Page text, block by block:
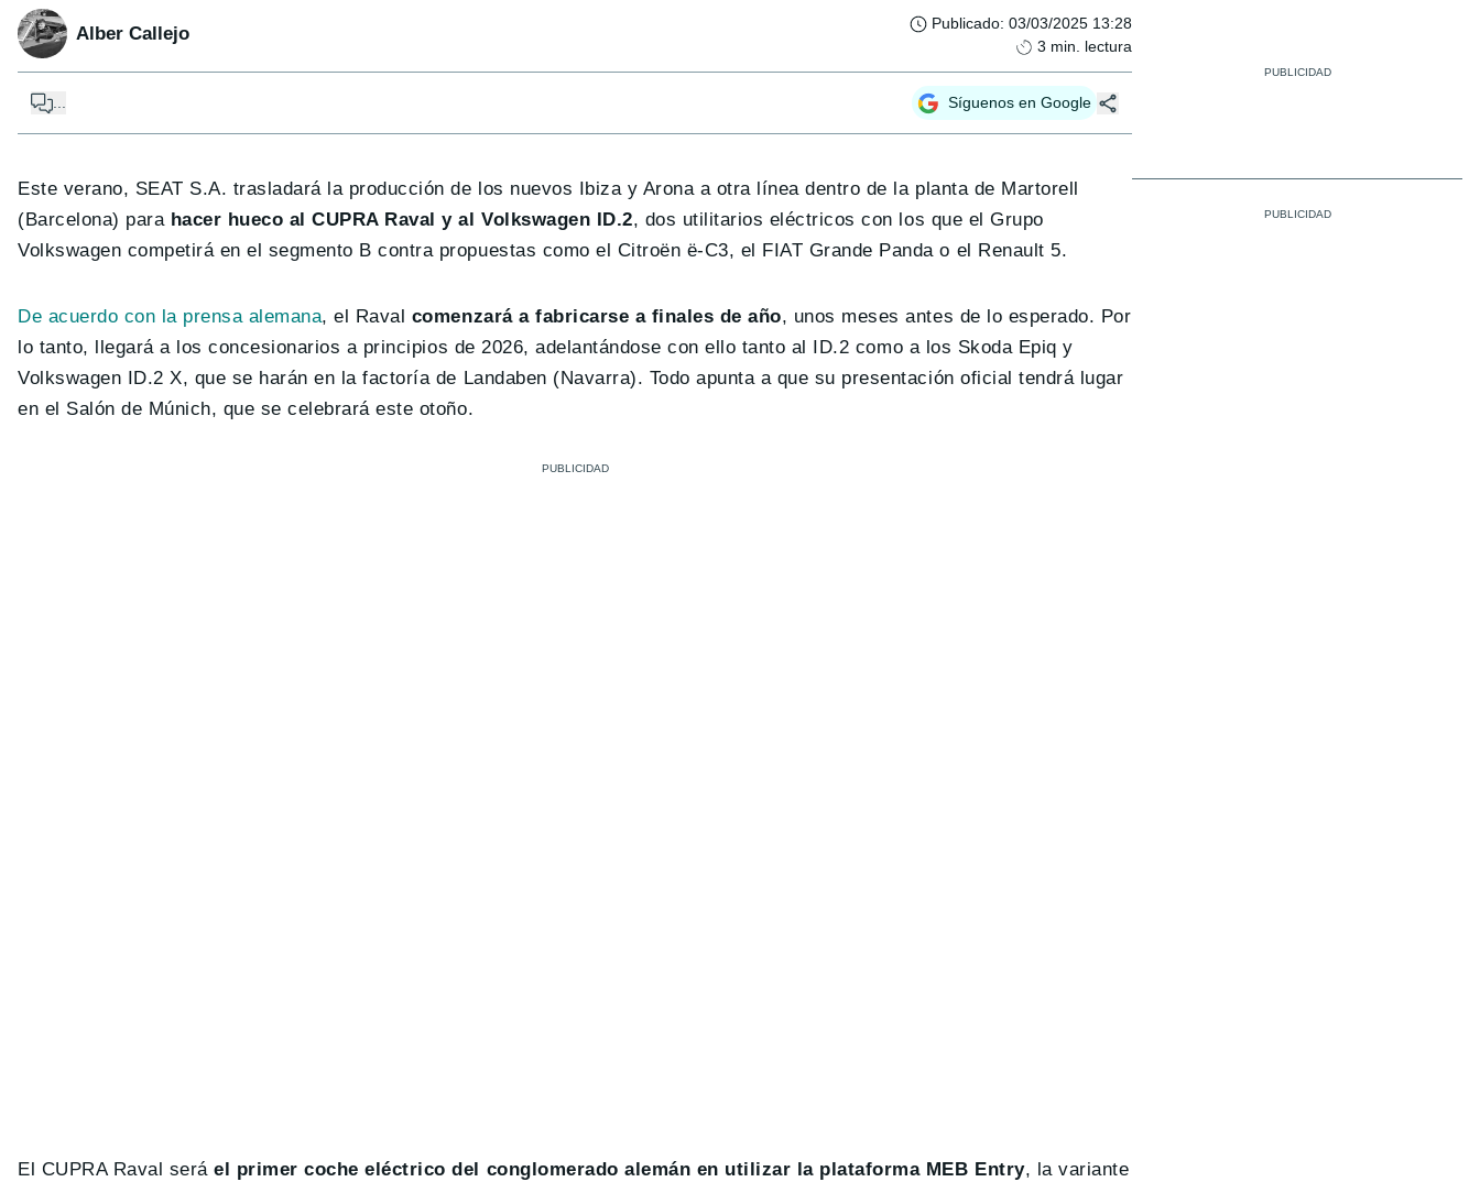
Alber Callejo Publicado: 03/03/2025 13:28
3 min. lectura
... Síguenos en Google
Este verano, SEAT S.A. trasladará la producción de los nuevos Ibiza y Arona a otra línea dentro de la planta de Martorell
(Barcelona) para hacer hueco al CUPRA Raval y al Volkswagen ID.2, dos utilitarios eléctricos con los que el Grupo
Volkswagen competirá en el segmento B contra propuestas como el Citroën ë-C3, el FIAT Grande Panda o el Renault 5.
De acuerdo con la prensa alemana, el Raval comenzará a fabricarse a finales de año, unos meses antes de lo esperado. Por
lo tanto, llegará a los concesionarios a principios de 2026, adelantándose con ello tanto al ID.2 como a los Skoda Epiq y
Volkswagen ID.2 X, que se harán en la factoría de Landaben (Navarra). Todo apunta a que su presentación oficial tendrá lugar
en el Salón de Múnich, que se celebrará este otoño.
El CUPRA Raval seráel primer coche eléctrico del conglomerado alemán en utilizar la plataforma MEB Entry, la variante